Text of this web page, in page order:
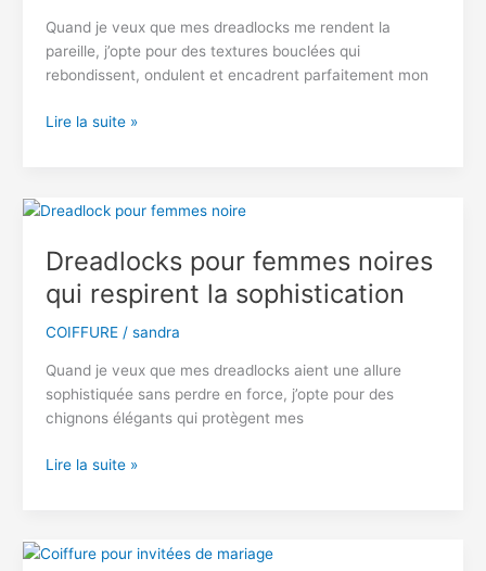
Quand je veux que mes dreadlocks me rendent la
pareille, j’opte pour des textures bouclées qui
rebondissent, ondulent et encadrent parfaitement mon
15
qui
votre
côté
ludique
Lire la suite »
Dreadlocks pour femmes noires
qui respirent la sophistication
COIFFURE/ sandra
Quand je veux que mes dreadlocks aient une allure
sophistiquée sans perdre en force, j’opte pour des
chignons élégants qui protègent mes
Dreadlocks
qui
Lire la suite »